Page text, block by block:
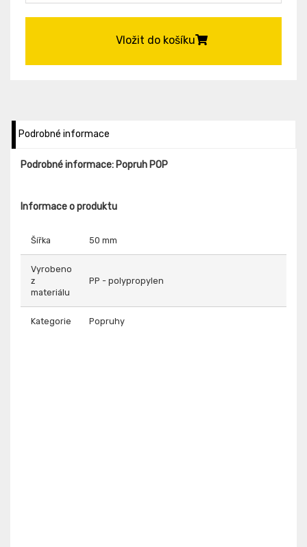
Vložit do košíku
Podrobné informace
Podrobné informace: Popruh POP
Informace o produktu
Šířka 50 mm
Vyrobeno
z
materiálu
PP - polypropylen
Kategorie Popruhy